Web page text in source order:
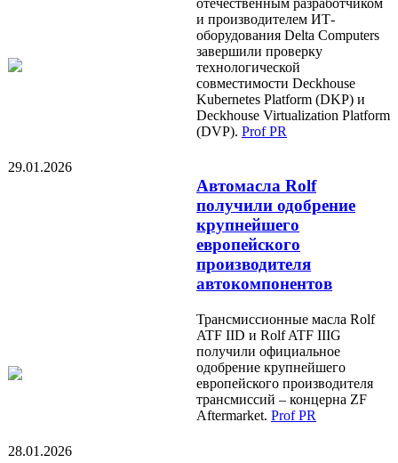
и производителем ИТ-
оборудования Delta Computers
завершили проверку
технологической
совместимости Deckhouse
Kubernetes Platform (DKP) и
Deckhouse Virtualization Platform
(DVP). Prof PR
29.01.2026
Автомасла Rolf
получили одобрение
крупнейшего
европейского
производителя
автокомпонентов
Трансмиссионные масла Rolf
ATF IID и Rolf ATF IIIG
получили официальное
одобрение крупнейшего
европейского производителя
трансмиссий – концерна ZF
Aftermarket. Prof PR
28.01.2026